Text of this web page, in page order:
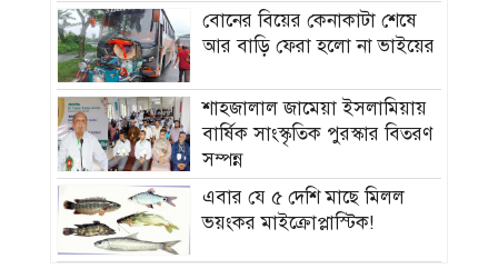
বোনের বিয়ের কেনাকাটা শেষে
আর বাড়ি ফেরা হলো না ভাইয়ের
শাহজালাল জামেয়া ইসলামিয়ায়
বার্ষিক সাংস্কৃতিক পুরস্কার বিতরণ
সম্পন্ন
এবার যে ৫ দেশি মাছে মিলল
ভয়ংকর মাইক্রোপ্লাস্টিক!